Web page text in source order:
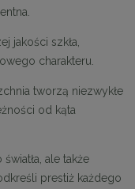
jakości szkła,
charakteru.
tworzą niezwykłe
od kąta
ale także
prestiż każdego